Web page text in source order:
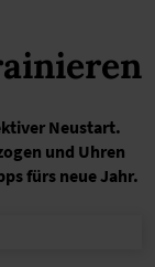
Neustart.
und Uhren
fürs neue Jahr.